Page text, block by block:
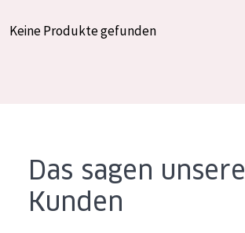
Nachtcreme
Augencreme
Spanish
Keine Produkte gefunden
Das sagen unsere
Kunden